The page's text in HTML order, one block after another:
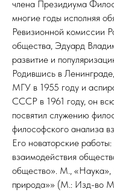
члена Президиума
многие годы исполняя
Ревизионной комиссии
общества, Эдуард
развитие и
Родившись в
МГУ в 1955 году и
СССР в 1961 году, он
посвятил служению
философского анализа
Его новаторские
взаимодействия
общество». М.,
природа»» (М.: Изд-во